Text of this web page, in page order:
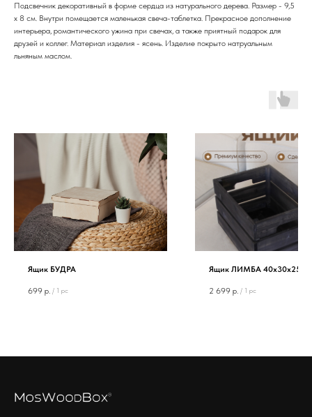
Подсвечник декоративный в форме сердца из натурального дерева. Размер - 9,5
х 8 см. Внутри помещается маленькая свеча-таблетка. Прекрасное дополнение
интерьера, романтического ужина при свечах, а также приятный подарок для
друзей и коллег. Материал изделия - ясень. Изделие покрыто натруальным
льняным маслом.
Ящик БУДРА
699 р. / 1 pc
Ящик ЛИМБА 40х30х25 см
2 699 р. / 1 pc